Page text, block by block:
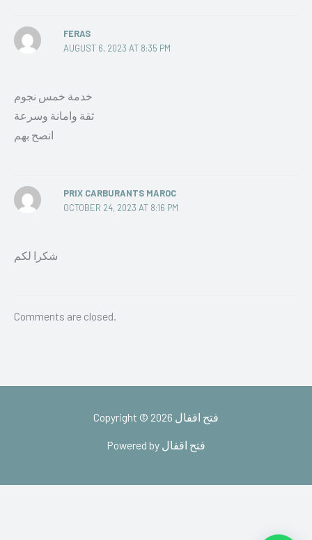
FERAS
AUGUST 6, 2023 AT 8:35 PM
خدمة خمس نجوم
ثقة وامانة وسرعة
انصح بهم
PRIX CARBURANTS MAROC
OCTOBER 24, 2023 AT 8:16 PM
شكرا لكم
Comments are closed.
Copyright © 2026 فتح اقفال
Powered by فتح اقفال